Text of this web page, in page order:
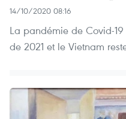
14/10/2020 08:16
La pandémie de Covid-
de 2021 et le Vietnam